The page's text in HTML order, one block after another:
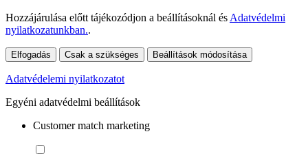
Hozzájárulása előtt tájékozódjon a beállításoknál és Adatvédelmi
nyilatkozatunkban..
Elfogadás Csak a szükséges Beállítások módosítása
Adatvédelemi nyilatkozatot
Egyéni adatvédelmi beállítások
Customer match marketing